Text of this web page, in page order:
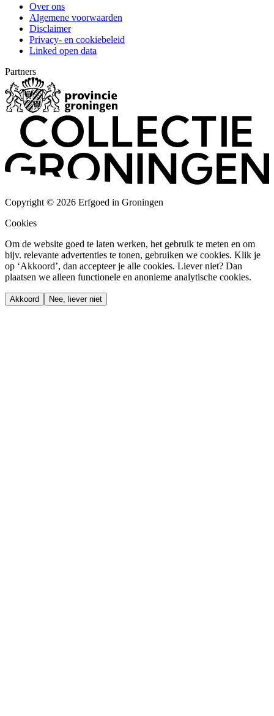
Over ons
Algemene voorwaarden
Disclaimer
Privacy- en cookiebeleid
Linked open data
Partners
Copyright © 2026 Erfgoed in Groningen
Cookies
Om de website goed te laten werken, het gebruik te meten en om
bijv. relevante advertenties te tonen, gebruiken we cookies. Klik je
op ‘Akkoord’, dan accepteer je alle cookies. Liever niet? Dan
plaatsen we alleen functionele en anonieme analytische cookies.
Akkoord Nee, liever niet